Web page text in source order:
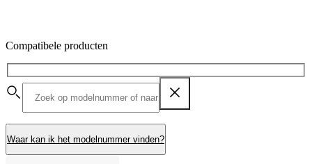
Compatibele producten
Waar kan ik het modelnummer vinden?